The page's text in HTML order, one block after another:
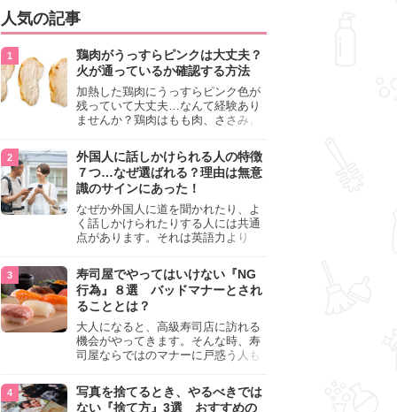
人気の記事
鶏肉がうっすらピンクは大丈夫？
火が通っているか確認する方法
加熱した鶏肉にうっすらピンク色が
残っていて大丈夫…なんて経験あり
ませんか？鶏肉はもも肉、ささみ、
わいが異なり、いろいろと楽しめる
料理ですが、鶏肉は加熱した後でも
うっすらピンク色の部分が大丈夫な
のと気になるときがあります。この
記事では生焼けか火が通っているの
かを確認する方法や、鶏肉を調理す
るときの注意点を紹介しますので、
参考にしてみてくださいね。
外国人に話しかけられる人の特徴
７つ…なぜ選ばれる？理由は無意
識のサインにあった！
なぜか外国人に道を聞かれたり、よ
く話しかけられたりする人には共通
点があります。それは英語力より
けても大丈夫」というサインが関係
しています。よく選ばれる人の特徴
や、英語が苦手でも焦らない対処
法、自分を守るための注意点を詳し
く解説します。
寿司屋でやってはいけない『NG
行為』８選 バッドマナーとされ
ることとは？
大人になると、高級寿司店に訪れる
機会がやってきます。そんな時、寿
司屋ならではのマナーに戸惑う人も
らためて寿司屋でやってはいけない
『NG行為』をチェックしましょう。
写真を捨てるとき、やるべきでは
ない『捨て方』3選 おすすめの